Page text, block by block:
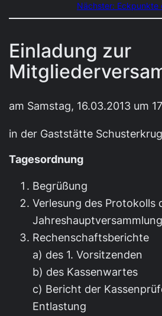
Nächster: Eckpunkte
Einladung zur
am Samstag, 16.03.2013 um
in der Gaststätte
Tagesordnung
Begrüßung
Verlesung des Protokolls
Rechenschaftsberichte
a) des 1. Vorsitzenden
b) des Kassenwartes
c) Bericht der
Entlastung